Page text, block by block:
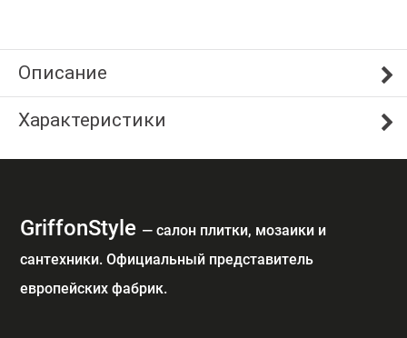
Описание
Характеристики
GriffonStyle — cалон плитки, мозаики и
сантехники. Официальный представитель
европейских фабрик.